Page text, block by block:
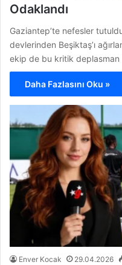
Odaklandı
Gaziantep’te nefesler
devlerinden Beşiktaş’ı
ekip de bu kritik deplasman
Daha Fazlasını Oku »
Enver Kocak 29.04.2026